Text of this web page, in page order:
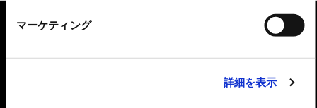
マーケティング
詳細を表示
フッター